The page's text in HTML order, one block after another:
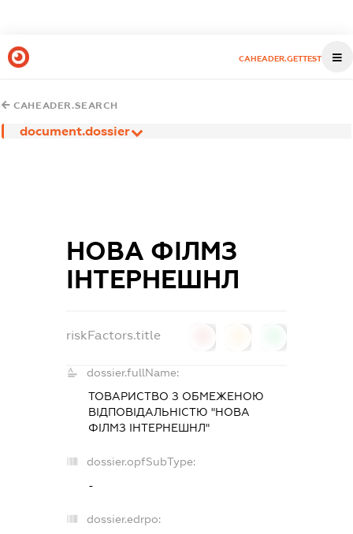
CAHEADER.GETTEST
CAHEADER.SEARCH
document.dossier
НОВА ФІЛМЗ
ІНТЕРНЕШНЛ
riskFactors.title
dossier.fullName:
ТОВАРИСТВО З ОБМЕЖЕНОЮ
ВІДПОВІДАЛЬНІСТЮ "НОВА
ФІЛМЗ ІНТЕРНЕШНЛ"
dossier.opfSubType:
-
dossier.edrpo: